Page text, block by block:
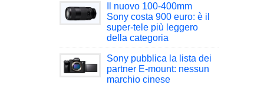
Il nuovo 100-400mm
Sony costa 900 euro: è il
super-tele più leggero
della categoria
Sony pubblica la lista dei
partner E-mount: nessun
marchio cinese